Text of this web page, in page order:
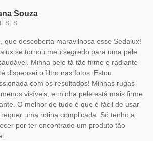
Souza
que descoberta maravilhosa esse Sedalux!
se tornou meu segredo para uma pele
Minha pele tá tão firme e radiante
dispensei o filtro nas fotos. Estou
com os resultados! Minhas rugas
visíveis, e minha pele está mais firme
O melhor de tudo é que é fácil de usar
uma rotina complicada. Só tenho a
por ter encontrado um produto tão